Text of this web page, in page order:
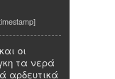
οι
τα νερά
αρδευτικά